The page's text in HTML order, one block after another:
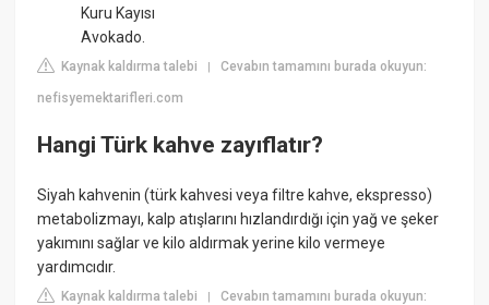
Kuru Kayısı
Avokado.
Kaynak kaldırma talebi |Cevabın tamamını burada okuyun:
nefisyemektarifleri.com
Hangi Türk kahve zayıflatır?
Siyah kahvenin (türk kahvesi veya filtre kahve, ekspresso)
metabolizmayı, kalp atışlarını hızlandırdığı için yağ ve şeker
yakımını sağlar ve kilo aldırmak yerine kilo vermeye
yardımcıdır.
Kaynak kaldırma talebi |Cevabın tamamını burada okuyun: